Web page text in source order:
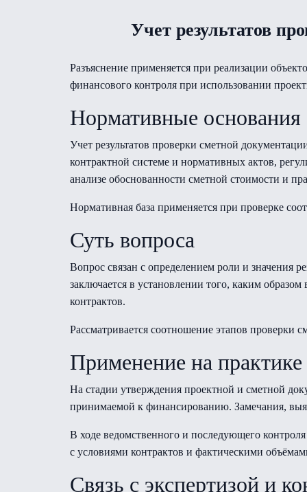
Учет результатов
Разъяснение применяется при реализации
финансового контроля при использовании
Нормативные основания
Учет результатов проверки сметной
контрактной системе и нормативных актов,
анализе обоснованности сметной стоимости и
Нормативная база применяется при проверке
Суть вопроса
Вопрос связан с определением роли и значения
заключается в установлении того, каким
контрактов.
Рассматривается соотношение этапов проверки
Применение на практике
На стадии утверждения проектной и сметной
принимаемой к финансированию. Замечания,
В ходе ведомственного и последующего
с условиями контрактов и фактическими
Связь с экспертизой и